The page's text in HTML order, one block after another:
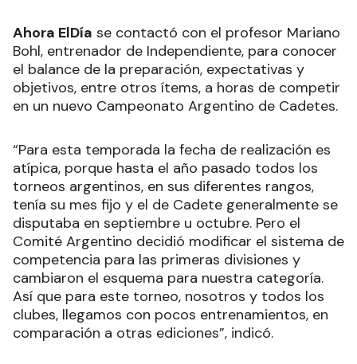
Ahora ElDía se contactó con el profesor Mariano
Bohl, entrenador de Independiente, para conocer
el balance de la preparación, expectativas y
objetivos, entre otros ítems, a horas de competir
en un nuevo Campeonato Argentino de Cadetes.
“Para esta temporada la fecha de realización es
atípica, porque hasta el año pasado todos los
torneos argentinos, en sus diferentes rangos,
tenía su mes fijo y el de Cadete generalmente se
disputaba en septiembre u octubre. Pero el
Comité Argentino decidió modificar el sistema de
competencia para las primeras divisiones y
cambiaron el esquema para nuestra categoría.
Así que para este torneo, nosotros y todos los
clubes, llegamos con pocos entrenamientos, en
comparación a otras ediciones”, indicó.